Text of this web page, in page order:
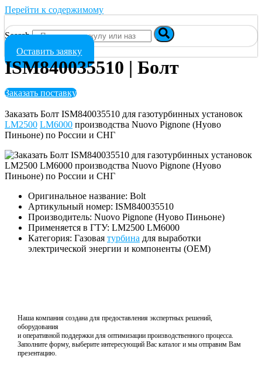
Перейти к содержимому
Search
Оставить заявку
ISM840035510 | Болт
Заказать поставку
Заказать Болт ISM840035510 для газотурбинных установок
LM2500 LM6000 производства Nuovo Pignone (Нуово
Пиньоне) по России и СНГ
Оригинальное название: Bolt
Артикульный номер: ISM840035510
Производитель: Nuovo Pignone (Нуово Пиньоне)
Применяется в ГТУ: LM2500 LM6000
Категория: Газовая турбина для выработки
электрической энергии и компоненты (OEM)
Наша компания создана для предоставления экспертных решений,
оборудования
и оперативной поддержки для оптимизации производственного процесса.
Заполните форму, выберите интересующий Вас каталог и мы отправим Вам
презентацию.